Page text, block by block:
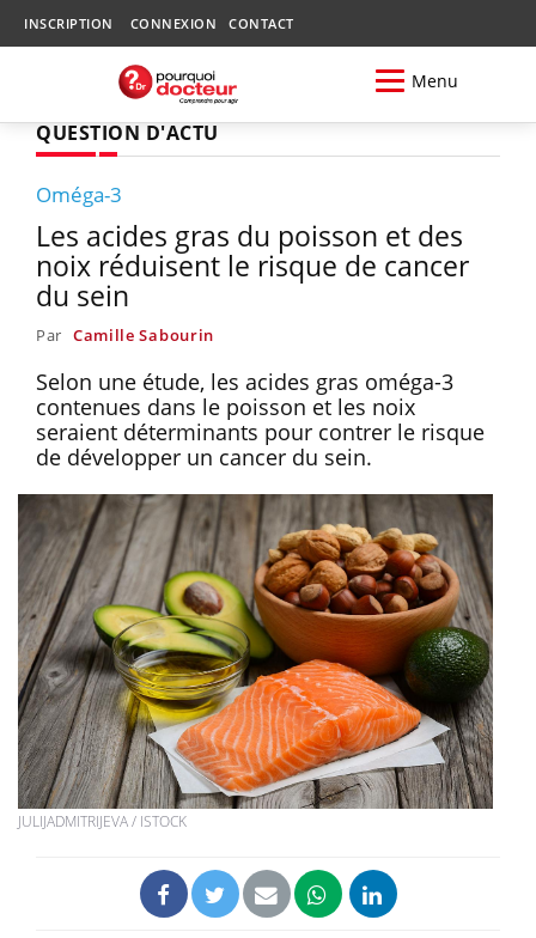
INSCRIPTION CONNEXION CONTACT
Menu
QUESTION D'ACTU
Oméga-3
Les acides gras du poisson et des
noix réduisent le risque de cancer
du sein
Par Camille Sabourin
Selon une étude, les acides gras oméga-3
contenues dans le poisson et les noix
seraient déterminants pour contrer le risque
de développer un cancer du sein.
JULIJADMITRIJEVA / ISTOCK